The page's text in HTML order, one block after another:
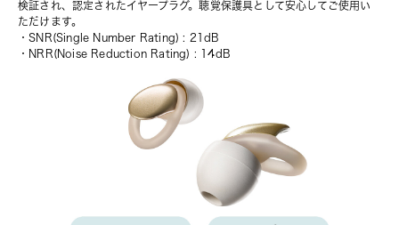
検証され、認定されたイヤープラグ。聴覚保護具として安心してご使用い
ただけます。
・SNR(Single Number Rating) : 21dB
・NRR(Noise Reduction Rating) : 14dB